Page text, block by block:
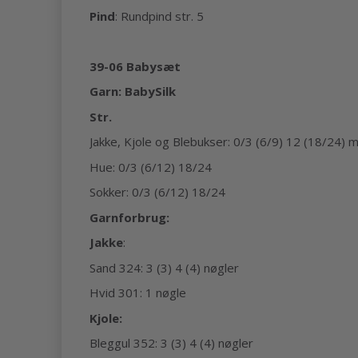
Pind: Rundpind str. 5
39-06 Babysæt
Garn: BabySilk
Str.
Jakke, Kjole og Blebukser: 0/3 (6/9) 12 (18/24)
Hue: 0/3 (6/12) 18/24
Sokker: 0/3 (6/12) 18/24
Garnforbrug:
Jakke:
Sand 324: 3 (3) 4 (4) nøgler
Hvid 301: 1 nøgle
Kjole:
Bleggul 352: 3 (3) 4 (4) nøgler